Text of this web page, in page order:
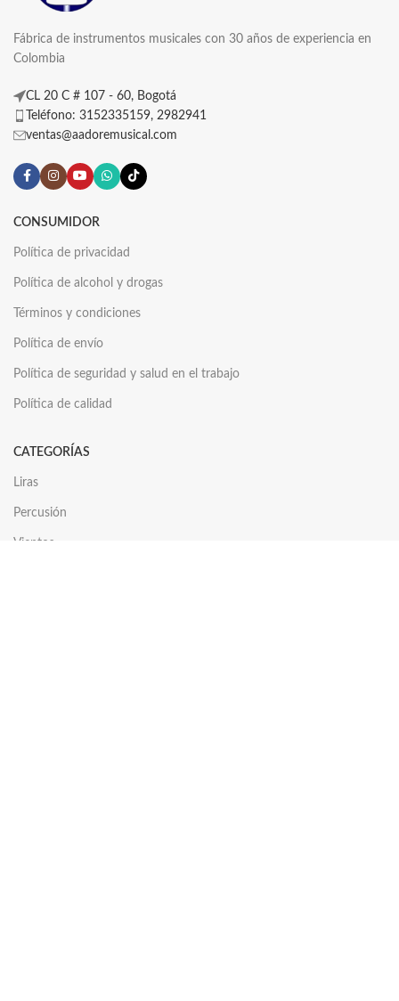
Fábrica de instrumentos musicales con 30 años de experiencia en
Colombia
CL 20 C # 107 - 60, Bogotá
Teléfono: 3152335159, 2982941
ventas@aadoremusical.com
CONSUMIDOR
Política de privacidad
Política de alcohol y drogas
Términos y condiciones
Política de envío
Política de seguridad y salud en el trabajo
Política de calidad
CATEGORÍAS
Liras
Percusión
Vientos